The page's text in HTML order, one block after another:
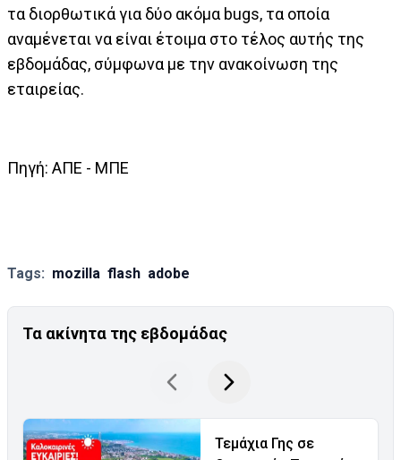
τα διορθωτικά για δύο ακόμα bugs, τα οποία
αναμένεται να είναι έτοιμα στο τέλος αυτής της
εβδομάδας, σύμφωνα με την ανακοίνωση της
εταιρείας.
Πηγή: ΑΠΕ - ΜΠΕ
Tags: mozilla flash adobe
Τα ακίνητα της εβδομάδας
Τεμάχια Γης σε